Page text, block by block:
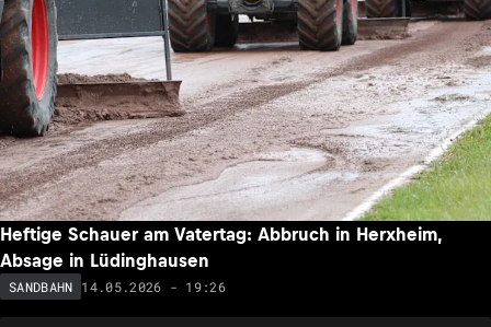
Heftige Schauer am Vatertag: Abbruch in Herxheim,
Absage in Lüdinghausen
SANDBAHN 14.05.2026 - 19:26